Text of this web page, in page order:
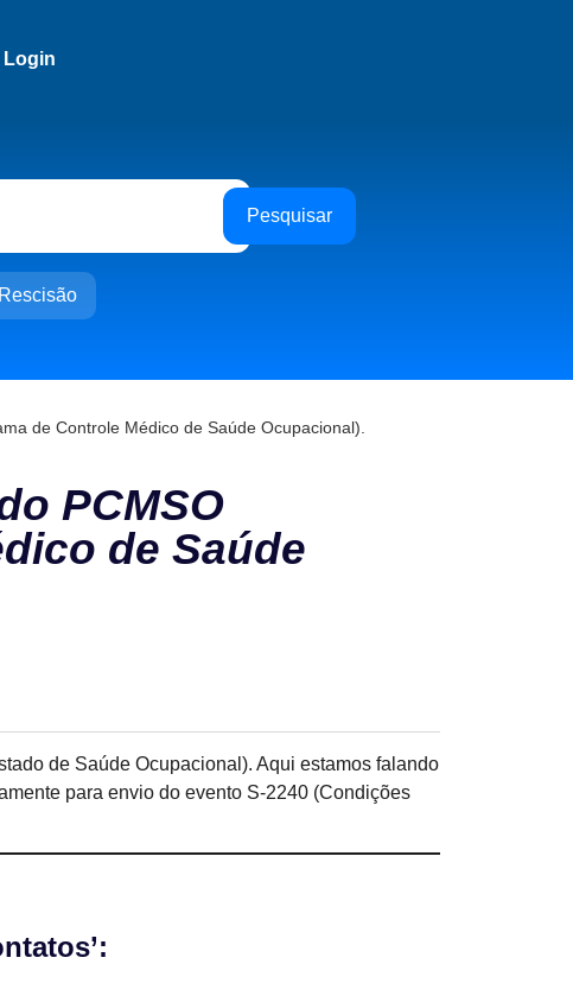
Login
Pesquisar
Rescisão
de Controle Médico de Saúde Ocupacional).
PCMSO
de Saúde
de Saúde Ocupacional). Aqui estamos falando
para envio do evento S-2240 (Condições